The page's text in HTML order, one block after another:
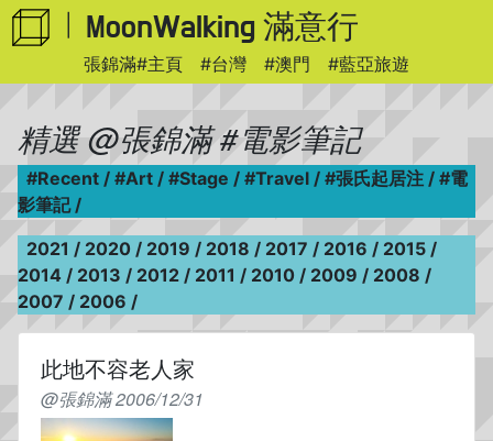
MoonWalking 滿意行
張錦滿#主頁 #台灣 #澳門 #藍亞旅遊
精選@張錦滿#電影筆記
#Recent / #Art / #Stage / #Travel / #張氏起居注 / #電
影筆記/
2021 / 2020 / 2019 / 2018 / 2017 / 2016 / 2015 /
2014 / 2013 / 2012 / 2011 / 2010 / 2009 / 2008 /
2007 / 2006 /
此地不容老人家
@張錦滿 2006/12/31